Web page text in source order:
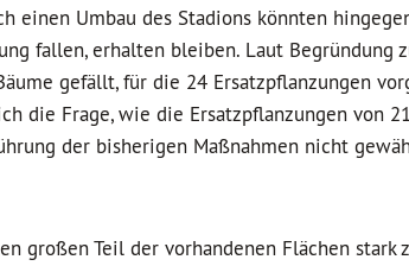
einen Umbau des Stadions könnten
fallen, erhalten bleiben. Laut
gefällt, für die 24 Ersatzpflanzungen
die Frage, wie die Ersatzpflanzungen von
der bisherigen Maßnahmen nicht
großen Teil der vorhandenen Flächen